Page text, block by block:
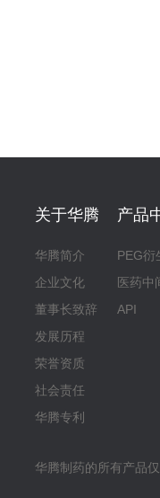
关于华腾
华腾简介
企业文化
董事长致辞
发展历程
荣誉资质
社会责任
华腾专利
产品
PEG衍
医药中
API
华腾制药的所有产品